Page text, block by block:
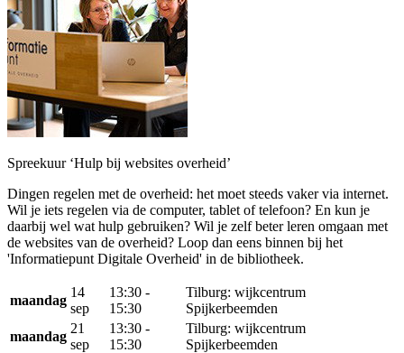
Spreekuur ‘Hulp bij websites overheid’
Dingen regelen met de overheid: het moet steeds vaker via internet.
Wil je iets regelen via de computer, tablet of telefoon? En kun je
daarbij wel wat hulp gebruiken? Wil je zelf beter leren omgaan met
de websites van de overheid? Loop dan eens binnen bij het
'Informatiepunt Digitale Overheid' in de bibliotheek.
maandag
14
sep
13:30 -
15:30
Tilburg: wijkcentrum
Spijkerbeemden
maandag
21
sep
13:30 -
15:30
Tilburg: wijkcentrum
Spijkerbeemden